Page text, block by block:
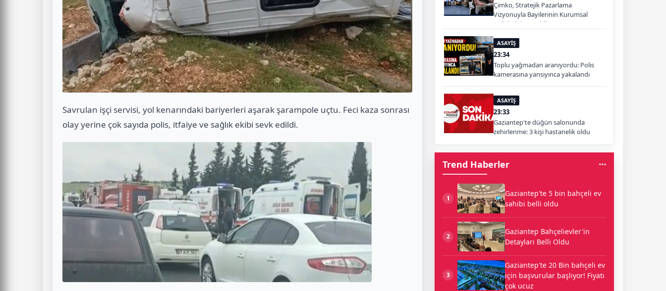
Savrulan işçi servisi, yol kenarındaki bariyerleri aşarak şarampole uçtu. Feci kaza sonrası
olay yerine çok sayıda polis, itfaiye ve sağlık ekibi sevk edildi.
Çimko, Stratejik Pazarlama
Vizyonuyla Bayilerinin Kurumsal
Gelişimini Destekliyor
ASAYİŞ
23:34
Toplu yağmadan aranıyordu: Polis
kamerasına yansıyınca yakalandı
ASAYİŞ
23:33
Gaziantep'te düğün salonunda
zehirlenme: 3 kişi hastanelik oldu
Trend Haberler
1
Gaziantep'te 5 bin bahçeli ev
sahibi belli oldu
2
Gaziantep Bahçelievler'in
Detayları Belli Oldu
3
Gaziantep'te 20 Bin bahçeli ev
için başvurular başlıyor! Fiyatı
çok ucuz